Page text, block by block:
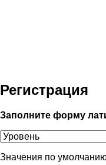
Регистрация
Заполните форму
Значения по